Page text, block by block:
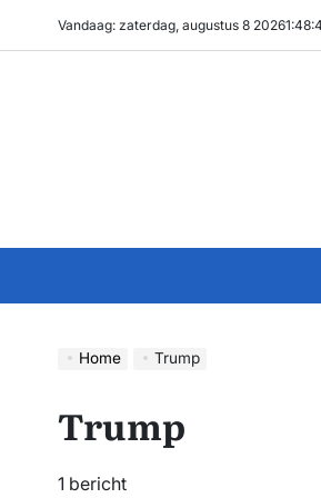
Vandaag: zaterdag, augustus 8 20261:48:
Home Trump
Trump
1 bericht